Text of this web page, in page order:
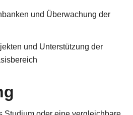
und Überwachung der
und Unterstützung der